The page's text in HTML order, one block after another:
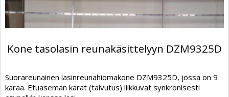
Kone tasolasin reunakäsittelyyn DZM9325D
Suorareunainen lasinreunahiomakone DZM9325D, jossa on 9
karaa. Etuaseman karat (taivutus) liikkuvat synkronisesti